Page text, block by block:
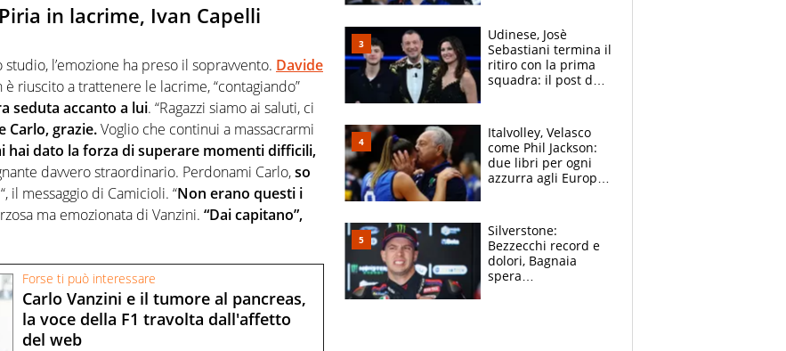
in lacrime, Ivan Capelli
l’emozione ha preso il sopravvento. Davide
è riuscito a trattenere le lacrime, “contagiando”
seduta accanto a lui. “Ragazzi siamo ai saluti, ci
Carlo, grazie.Voglio che continui a massacrarmi
hai dato la forza di superare momenti difficili,
davvero straordinario. Perdonami Carlo,so
“, il messaggio di Camicioli. “Non erano questi i
ma emozionata di Vanzini. “Dai capitano”,
Forse ti può interessare
Carlo Vanzini e il tumore al pancreas,
la voce della F1 travolta dall'affetto
del web
McLaren siano
meglio?”
Udinese, Josè
Sebastiani termina il
ritiro con la prima
squadra: il post del
sfondo
Italvolley, Velasco
come Phil Jackson:
due libri per ogni
azzurra agli Europei.
Silverstone:
Bezzecchi record e
dolori, Bagnaia
spera